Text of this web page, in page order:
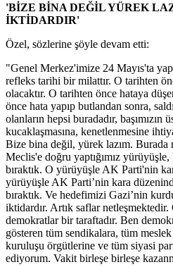
'BİZE BİNA DEĞİL YÜREK
İKTİDARDIR'
Özel, sözlerine şöyle devam etti:
"Genel Merkez'imize 24 Mayıs'ta
refleks tarihi bir milattır. O tarihten
olacaktır. O tarihten önce hataya
önce hata yapıp butlandan sonra,
olanların hepsi buradadır,
kucaklaşmasına, kenetlenmesine
Bize bina değil, yürek lazım. Burada
Meclis'e doğru yaptığımız
bıraktık. O yürüyüşle AK Parti'nin
yürüyüşle AK Parti’nin kara
bıraktık. Ve hedefimizi Gazi’nin
iktidardır. Artık saflar
demokratlar bir taraftadır. Ben
gösteren tüm sendikalara, tüm
kuruluşu örgütlerine ve tüm siyasi
ediyorum. Vakit birleşe birleşe